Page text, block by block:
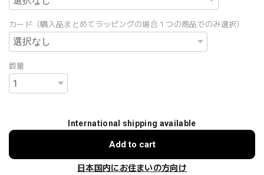
カード（購入品まとめてラッピングの場合１つの商品でのみ選択）
数量
International shipping available
Add to cart
日本国内にお住まいの方向け